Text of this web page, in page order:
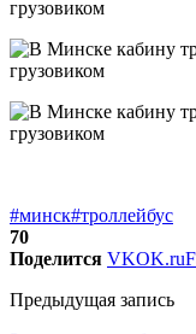
#минск#троллейбус
70
Поделится VKOK.ru
Предыдущая запись